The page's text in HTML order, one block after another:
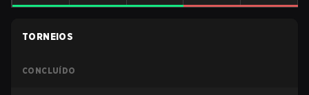
TORNEIOS
CONCLUÍDO